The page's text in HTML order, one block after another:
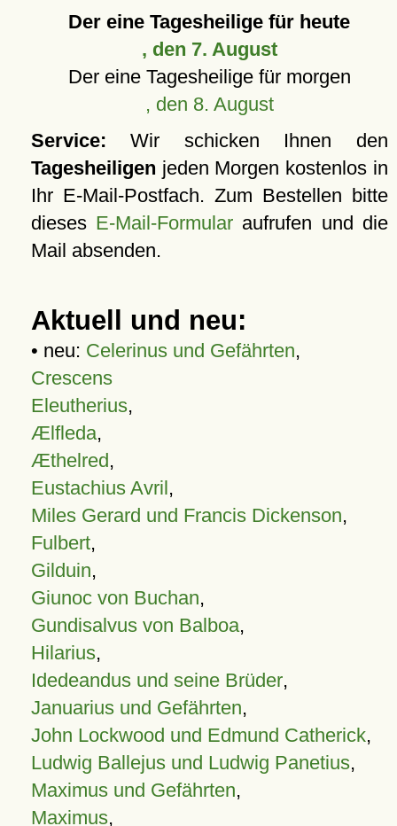
Der eine Tagesheilige für heute
, den 7. August
Der eine Tagesheilige für morgen
, den 8. August
Service: Wir schicken Ihnen den
Tagesheiligen jeden Morgen kostenlos in
Ihr E-Mail-Postfach. Zum Bestellen bitte
dieses E-Mail-Formular aufrufen und die
Mail absenden.
Aktuell und neu:
• neu: Celerinus und Gefährten,
Crescens
Eleutherius,
Ælfleda,
Æthelred,
Eustachius Avril,
Miles Gerard und Francis Dickenson,
Fulbert,
Gilduin,
Giunoc von Buchan,
Gundisalvus von Balboa,
Hilarius,
Idedeandus und seine Brüder,
Januarius und Gefährten,
John Lockwood und Edmund Catherick,
Ludwig Ballejus und Ludwig Panetius,
Maximus und Gefährten,
Maximus,